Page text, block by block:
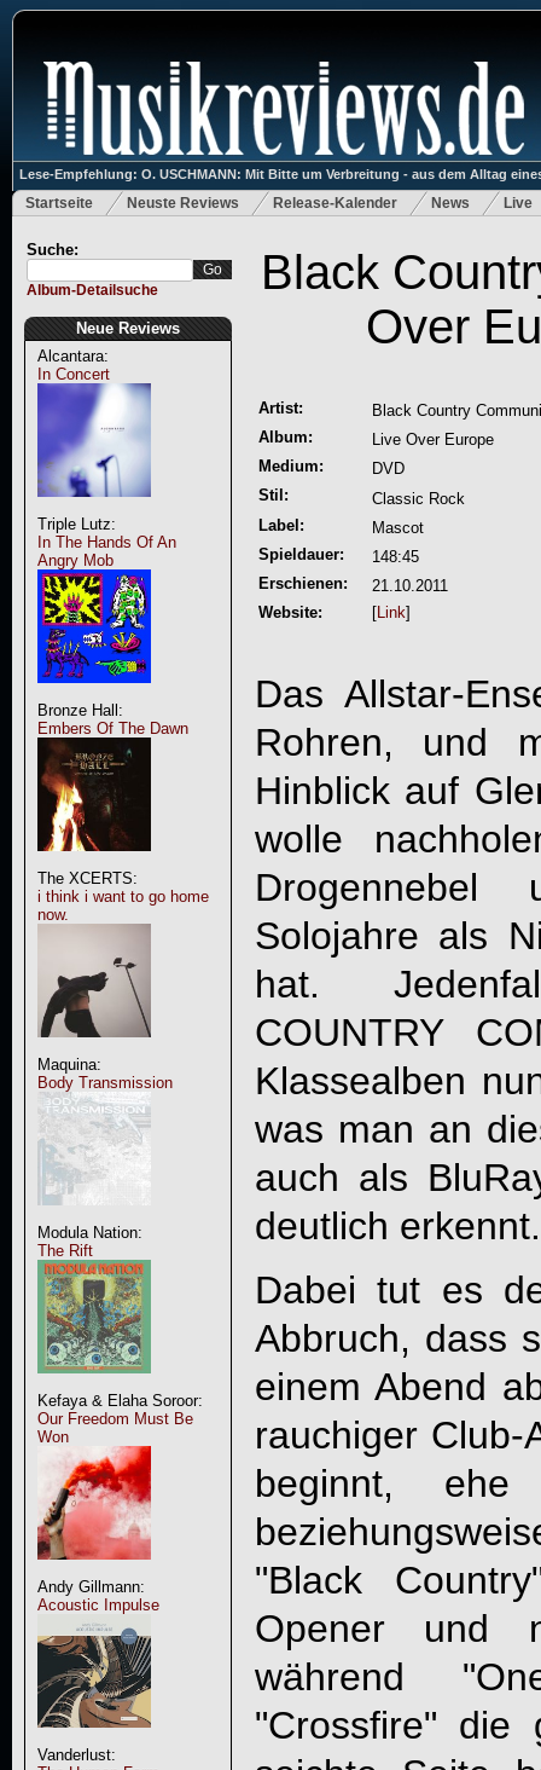
Lese-Empfehlung: O. USCHMANN: Mit Bitte um Verbreitung - aus dem Alltag
Startseite Neuste Reviews Release-Kalender News Live
Suche:
Album-Detailsuche
Neue Reviews
Alcantara:
In Concert
Triple Lutz:
In The Hands Of An
Angry Mob
Bronze Hall:
Embers Of The Dawn
The XCERTS:
i think i want to go home
now.
Maquina:
Body Transmission
Modula Nation:
The Rift
Kefaya & Elaha Soroor:
Our Freedom Must Be
Won
Andy Gillmann:
Acoustic Impulse
Vanderlust:
Black
Over
Artist:
Black Country
Album:
Live Over Europe
Medium:
DVD
Stil:
Classic Rock
Label:
Mascot
Spieldauer:
148:45
Erschienen:
21.10.2011
Website:
[Link]
Das Allstar-
Rohren, und
Hinblick auf
wolle
Drogennebel
Solojahre als
hat.
COUNTRY
Klassealben
was man an
auch als
deutlich erkennt.
Dabei tut es
Abbruch, dass
einem Abend
rauchiger Club-
beginnt,
"Black
Opener und
während
"Crossfire" die